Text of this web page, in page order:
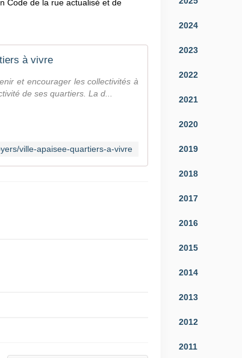
Code de la rue actualisé et de
à vivre
et encourager les collectivités à
de ses quartiers. La d...
ville-apaisee-quartiers-a-vivre
2024
2023
2022
2021
2020
2019
2018
2017
2016
2015
2014
2013
2012
2011